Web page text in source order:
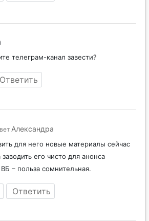
телеграм-канал завести?
Ответить
Александра
для него новые материалы сейчас
его чисто для анонса
– польза сомнительная.
Ответить